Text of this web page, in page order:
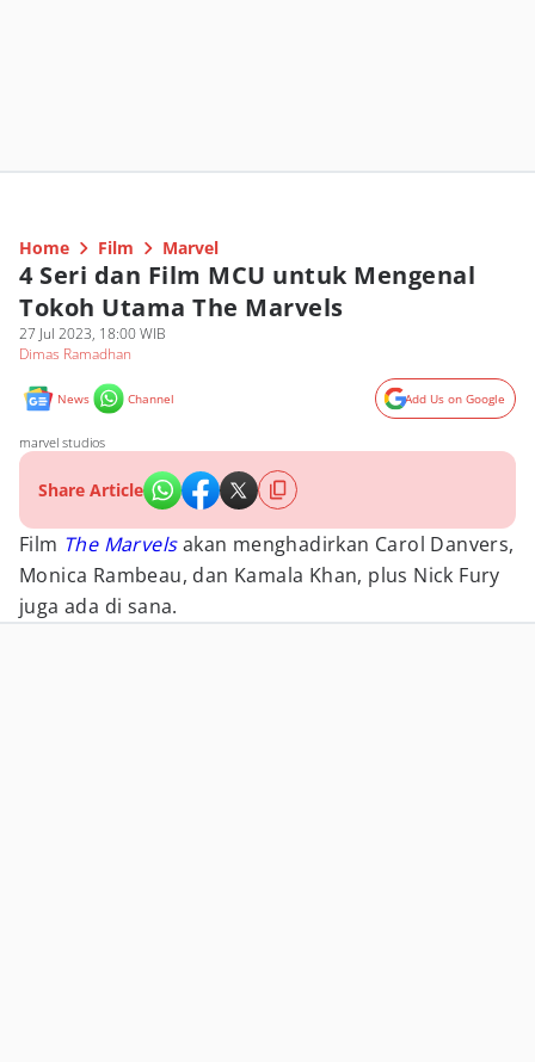
Home Film Marvel
4 Seri dan Film MCU untuk Mengenal
Tokoh Utama The Marvels
27 Jul 2023, 18:00 WIB
Dimas Ramadhan
News Channel Add Us on Google
marvel studios
Share Article
Film The Marvels akan menghadirkan Carol Danvers,
Monica Rambeau, dan Kamala Khan, plus Nick Fury
juga ada di sana.